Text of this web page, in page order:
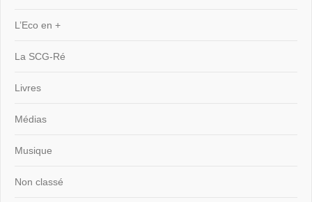
L’Eco en +
La SCG-Ré
Livres
Médias
Musique
Non classé